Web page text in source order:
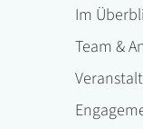
Im
Team &